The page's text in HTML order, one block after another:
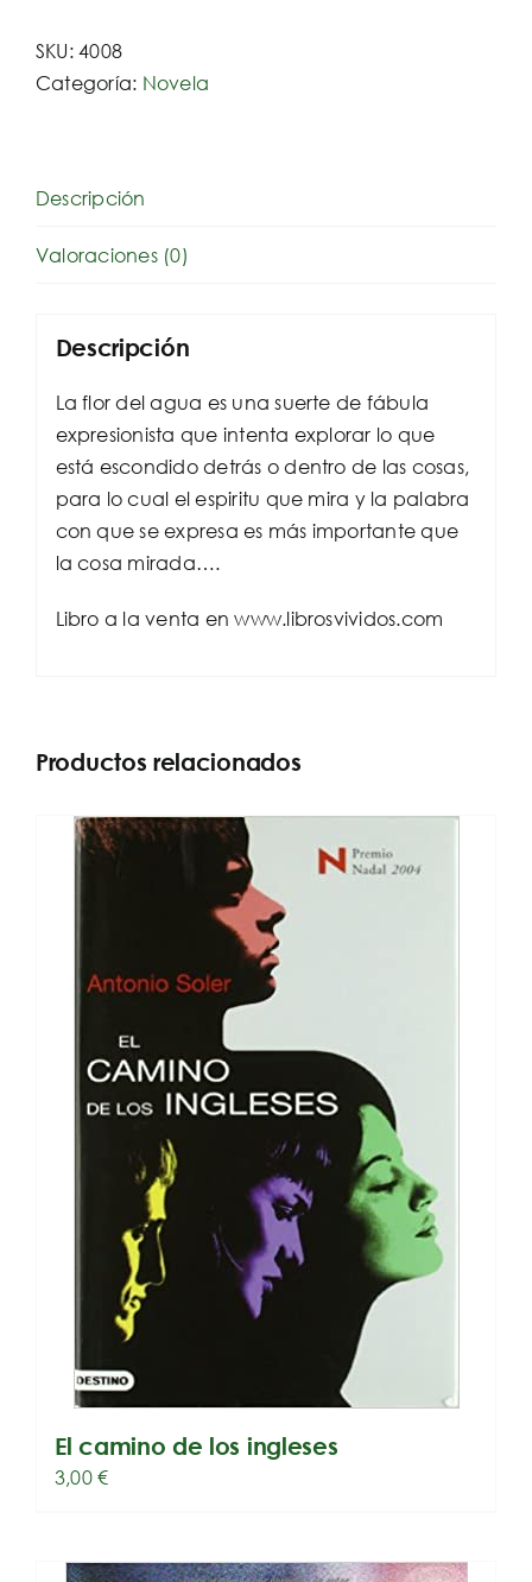
agua
cantidad
SKU:4008
Categoría: Novela
Descripción
Valoraciones (0)
Descripción
La flor del agua es una suerte de fábula
expresionista que intenta explorar lo que
está escondido detrás o dentro de las cosas,
para lo cual el espiritu que mira y la palabra
con que se expresa es más importante que
la cosa mirada….
Libro a la venta en www.librosvividos.com
Productos relacionados
El camino de los ingleses
3,00€